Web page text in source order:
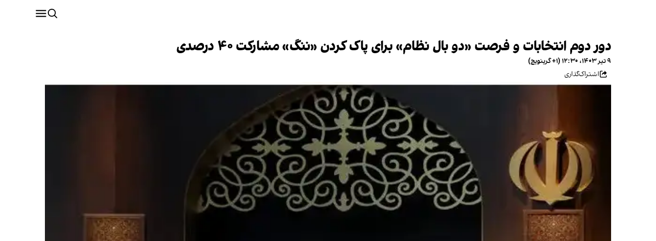
دور دوم انتخابات و فرصت «دو بال نظام» برای پاک کردن «ننگ» مشارکت ۴۰ درصدی
۹ تیر ۱۴۰۳، ۱۲:۳۰ (‎+۱ گرینویچ)
اشتراک‌گذاری